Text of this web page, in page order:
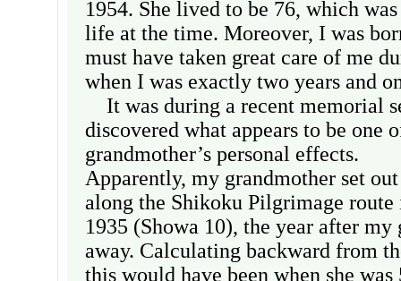
1954. She lived to be 76, which
life at the time. Moreover, I was
must have taken great care of me
when I was exactly two years and
It was during a recent memorial
discovered what appears to be one
grandmother’s personal effects.
Apparently, my grandmother set
along the Shikoku Pilgrimage
1935 (Showa 10), the year after my
away. Calculating backward from
this would have been when she